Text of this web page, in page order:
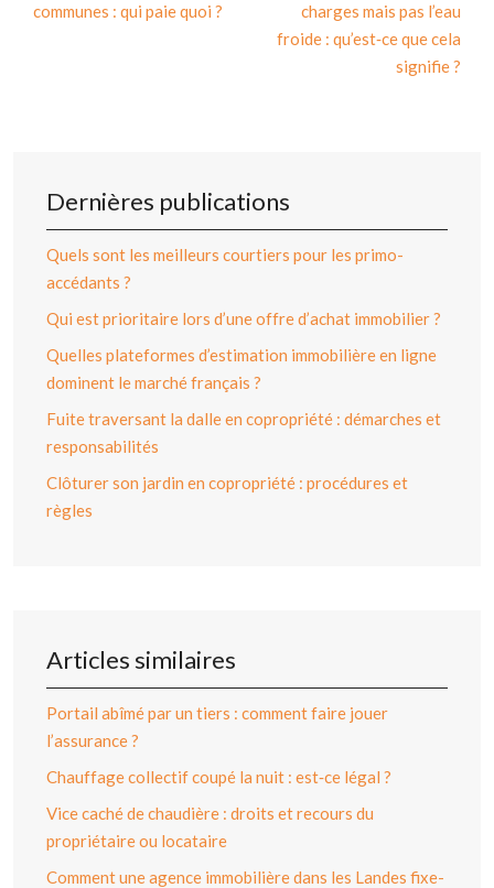
communes : qui paie quoi ?
charges mais pas l’eau
froide : qu’est‑ce que cela
signifie ?
Dernières publications
Quels sont les meilleurs courtiers pour les primo-
accédants ?
Qui est prioritaire lors d’une offre d’achat immobilier ?
Quelles plateformes d’estimation immobilière en ligne
dominent le marché français ?
Fuite traversant la dalle en copropriété : démarches et
responsabilités
Clôturer son jardin en copropriété : procédures et
règles
Articles similaires
Portail abîmé par un tiers : comment faire jouer
l’assurance ?
Chauffage collectif coupé la nuit : est‑ce légal ?
Vice caché de chaudière : droits et recours du
propriétaire ou locataire
Comment une agence immobilière dans les Landes fixe-